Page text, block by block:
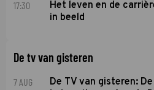
17:30
Het leven en de
in beeld
De tv van gisteren
7 AUG
De TV van gisteren: